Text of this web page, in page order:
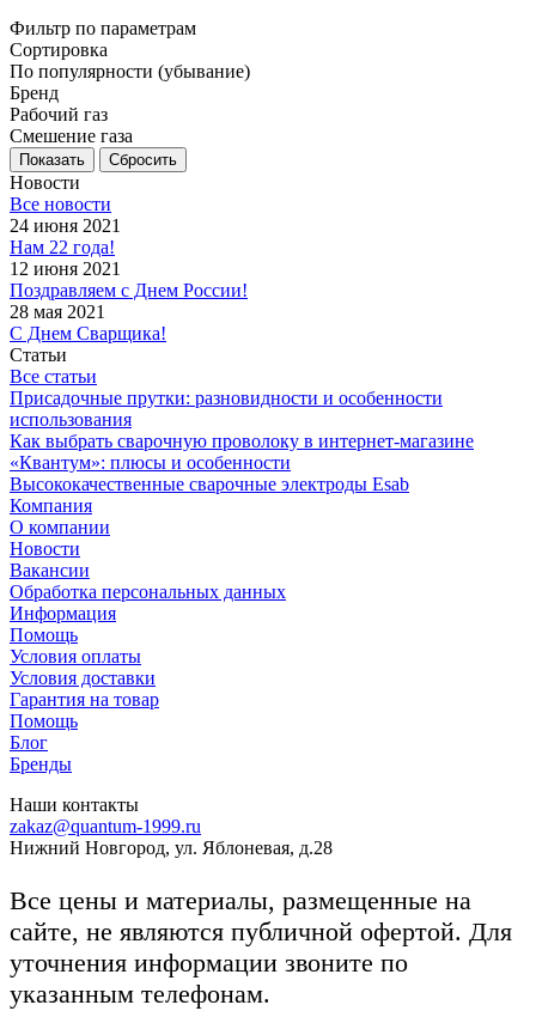
Фильтр по параметрам
Сортировка
По популярности (убывание)
Бренд
Рабочий газ
Смешение газа
Сбросить
Новости
Все новости
24 июня 2021
Нам 22 года!
12 июня 2021
Поздравляем с Днем России!
28 мая 2021
С Днем Сварщика!
Статьи
Все статьи
Присадочные прутки: разновидности и особенности
использования
Как выбрать сварочную проволоку в интернет-магазине
«Квантум»: плюсы и особенности
Высококачественные сварочные электроды Esab
Компания
О компании
Новости
Вакансии
Обработка персональных данных
Информация
Помощь
Условия оплаты
Условия доставки
Гарантия на товар
Помощь
Блог
Бренды
Наши контакты
zakaz@quantum-1999.ru
Нижний Новгород, ул. Яблоневая, д.28
Все цены и материалы, размещенные на
сайте, не являются публичной офертой. Для
уточнения информации звоните по
указанным телефонам.